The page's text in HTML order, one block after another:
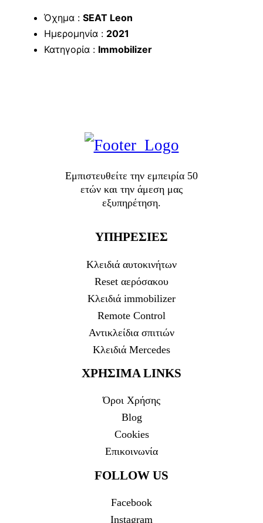
Όχημα : SEAT Leon
Ημερομηνία : 2021
Κατηγορία : Immobilizer
Εμπιστευθείτε την εμπειρία 50
ετών και την άμεση μας
εξυπηρέτηση.
ΥΠΗΡΕΣΙΕΣ
Κλειδιά αυτοκινήτων
Reset αερόσακου
Κλειδιά immobilizer
Remote Control
Αντικλείδια σπιτιών
Κλειδιά Mercedes
ΧΡΗΣΙΜΑ LINKS
Όροι Χρήσης
Blog
Cookies
Επικοινωνία
FOLLOW US
Facebook
Instagram